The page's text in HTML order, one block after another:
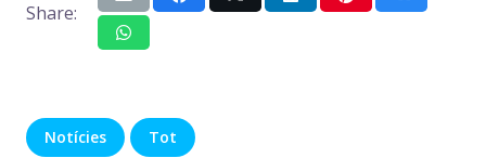
Share:
Notícies Tot